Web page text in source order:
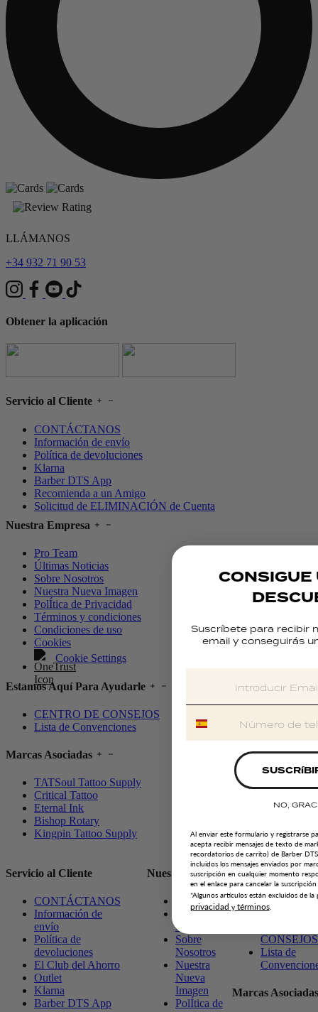
LLÁMANOS
+34 932 71 90 53
Obtener la aplicación
Servicio al Cliente
CONTÁCTANOS
Información de envío
Política de devoluciones
Klarna
Barber DTS App
Recomienda a un Amigo
Solicitud de ELIMINACIÓN de Cuenta
Nuestra Empresa
Pro Team
Últimas Noticias
Sobre Nosotros
Nuestra Nueva Imagen
PolÍtica de Privacidad
Términos y condiciones
Condiciones de uso
Cookies
Cookie Settings
Estamos Aquí Para Ayudarle
CENTRO DE CONSEJOS
Lista de Convenciones
Marcas Asociadas
TATSoul Tattoo Supply
Critical Tattoo
Eternal Ink
Bishop Rotary
Kingpin Tattoo Supply
Servicio al Cliente
CONTÁCTANOS
Información de
envío
Política de
devoluciones
El Club del Ahorro
Outlet
Klarna
Barber DTS App
Nuestra Empresa
Pro Team
Últimas
Noticias
Sobre
Nosotros
Nuestra
Nueva
Imagen
PolÍtica de
Estamos Aquí
Para Ayudarle
CENTRO
CONSEJOS
Lista de
Marcas Asociadas
CONSIGUE
Suscríbete para recibir
email y conseguirás
NO,
Al enviar este formulario y registrarse
acepta recibir mensajes de texto de
recordatorios de carrito) de Barber
incluidos los mensajes enviados por
suscripción en cualquier momento
en el enlace para cancelar la
*Algunos artículos están excluidos de
privacidad ytérminos.